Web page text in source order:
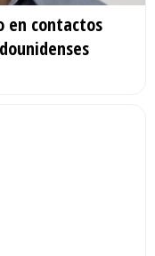
en contactos